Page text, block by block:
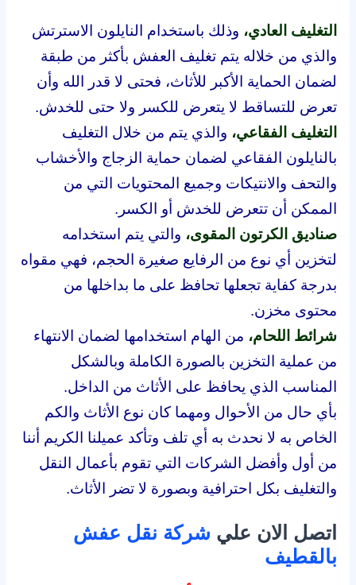
التغليف العادي، وذلك باستخدام النايلون الاسترتش
والذي من خلاله يتم تغليف العفش بأكثر من طبقة
لضمان الحماية الأكبر للأثاث، فحتى لا قدر الله وأن
تعرض للتساقط لا يتعرض للكسر ولا حتى للخدش.
التغليف الفقاعي، والذي يتم من خلال التغليف
بالنايلون الفقاعي لضمان حماية الزجاج والأخشاب
والتحف والانتيكات وجميع المحتويات التي من
الممكن أن تتعرض للخدش أو الكسر.
صناديق الكرتون المقوى، والتي يتم استخدامه
لتخزين أي نوع من الرفايع صغيرة الحجم، فهي مقواه
بدرجة كفاية تجعلها تحافظ على ما بداخلها من
محتوى مخزن.
شرائط اللحام، من الهام استخدامها لضمان الانتهاء
من عملية التخزين بالصورة الكاملة وبالشكل
المناسب الذي يحافظ على الأثاث من الداخل.
بأي حال من الأحوال ومهما كان نوع الأثاث والكم
الخاص به لا نحدث به أي تلف وتأكد عميلنا الكريم أننا
من أول وأفضل الشركات التي تقوم بأعمال النقل
والتغليف بكل احترافية وبصورة لا تضر الأثاث.
اتصل الان علي شركة نقل عفش
بالقطيف